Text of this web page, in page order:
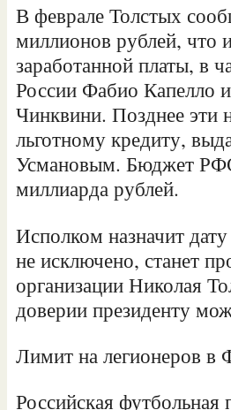
В феврале Толстых
миллионов рублей, что
заработанной платы, в
России Фабио Капелло
Чинквини. Позднее эти
льготному кредиту,
Усмановым. Бюджет
миллиарда рублей.
Исполком назначит
не исключено, станет
организации Николая
доверии президенту
Лимит на легионеров
Российская